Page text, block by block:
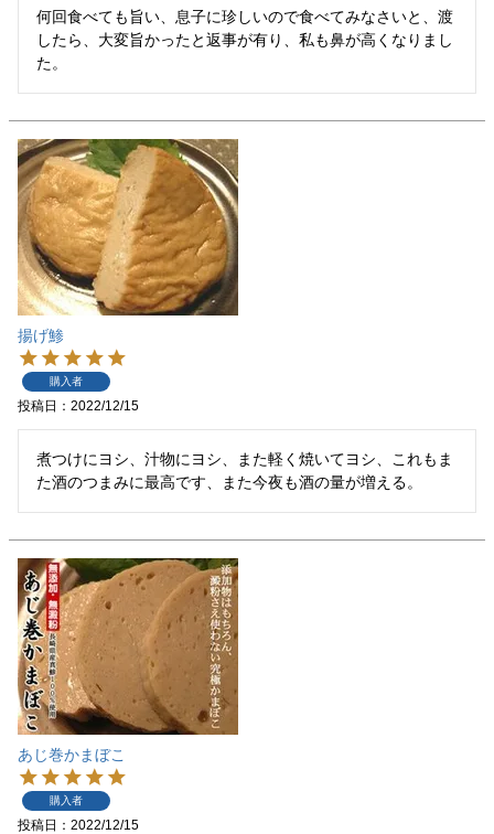
何回食べても旨い、息子に珍しいので食べてみなさいと、渡
したら、大変旨かったと返事が有り、私も鼻が高くなりまし
た。
揚げ鯵
購入者
投稿日 2022/12/15
煮つけにヨシ、汁物にヨシ、また軽く焼いてヨシ、これもま
た酒のつまみに最高です、また今夜も酒の量が増える。
あじ巻かまぼこ
購入者
投稿日 2022/12/15